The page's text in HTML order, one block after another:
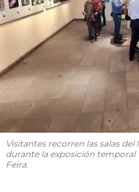
Visitantes recorren las salas del
durante la exposición temporal
Feira.